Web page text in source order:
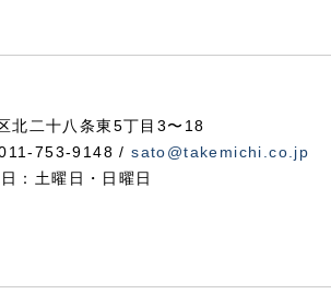
二十八条東5丁目3〜18
753-9148 /sato@takemichi.co.jp
：土曜日・日曜日